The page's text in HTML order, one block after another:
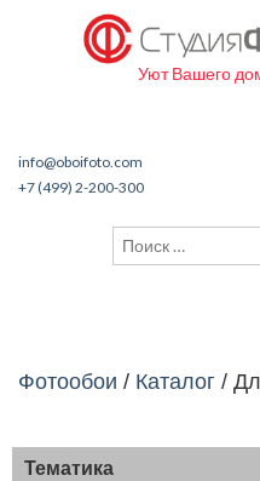
Уют Вашего
info@oboifoto.com
+7 (499) 2-200-300
Фотообои / Каталог /
Тематика